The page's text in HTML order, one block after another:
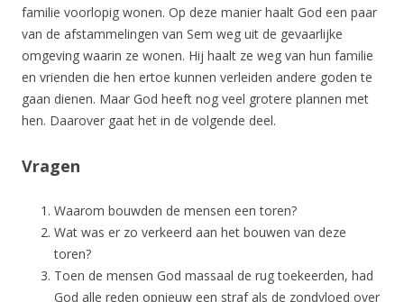
familie voorlopig wonen. Op deze manier haalt God een paar
van de afstammelingen van Sem weg uit de gevaarlijke
omgeving waarin ze wonen. Hij haalt ze weg van hun familie
en vrienden die hen ertoe kunnen verleiden andere goden te
gaan dienen. Maar God heeft nog veel grotere plannen met
hen. Daarover gaat het in de volgende deel.
Vragen
Waarom bouwden de mensen een toren?
Wat was er zo verkeerd aan het bouwen van deze
toren?
Toen de mensen God massaal de rug toekeerden, had
God alle reden opnieuw een straf als de zondvloed over